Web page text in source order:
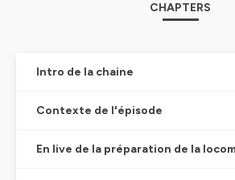
CHAPTERS
Intro de la chaine
Contexte de l'épisode
En live de la préparation de la